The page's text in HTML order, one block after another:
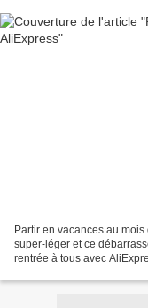
Partir en vacances au mois
super-léger et ce
rentrée à tous avec